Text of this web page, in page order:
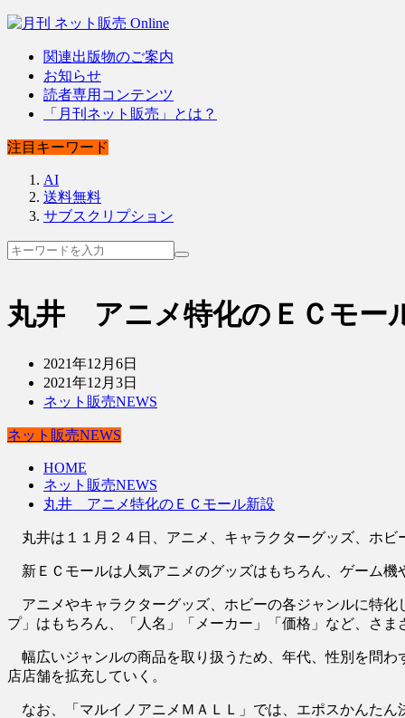
関連出版物のご案内
お知らせ
読者専用コンテンツ
「月刊ネット販売」とは？
注目キーワード
AI
送料無料
サブスクリプション
丸井 アニメ特化のＥＣモー
2021年12月6日
2021年12月3日
ネット販売NEWS
ネット販売NEWS
HOME
ネット販売NEWS
丸井 アニメ特化のＥＣモール新設
丸井は１１月２４日、アニメ、キャラクターグッズ、ホ
新ＥＣモールは人気アニメのグッズはもちろん、ゲーム機
アニメやキャラクターグッズ、ホビーの各ジャンルに特化
プ」はもちろん、「人名」「メーカー」「価格」など、さ
幅広いジャンルの商品を取り扱うため、年代、性別を問わ
店店舗を拡充していく。
なお、「マルイノアニメＭＡＬＬ」では、エポスかんたん